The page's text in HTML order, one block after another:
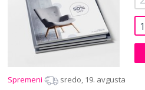
Spremeni sredo, 19. avgusta